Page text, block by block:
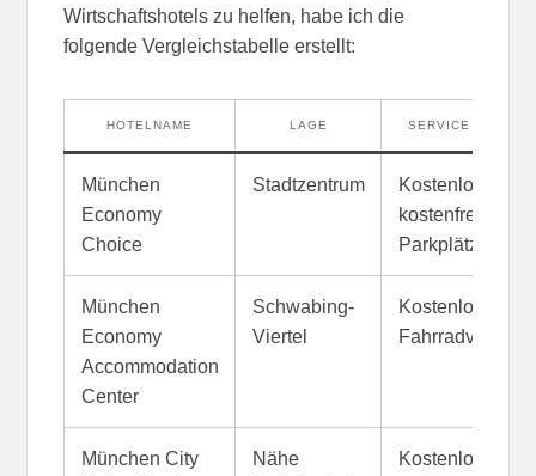
Wirtschaftshotels zu helfen, habe ich die
folgende Vergleichstabelle erstellt:
HOTELNAME LAGE SERVICE UND
München
Economy
Choice
Stadtzentrum
Kostenloses
kostenfreies
Parkplätze
München
Economy
Accommodation
Center
Schwabing-
Viertel
Kostenloses
Fahrradverleih
München City
Nähe
Kostenloses